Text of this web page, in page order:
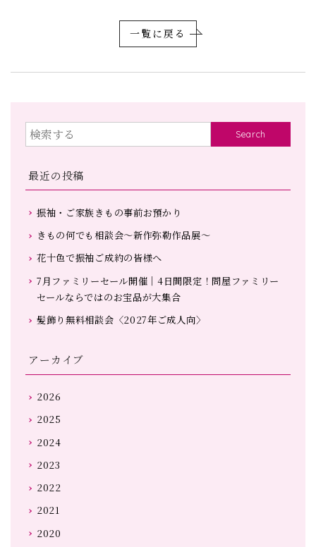
一覧に戻る
Search
最近の投稿
振袖・ご家族きもの事前お預かり
きもの何でも相談会～新作弥勒作品展～
花十色で振袖ご成約の皆様へ
7月ファミリーセール開催｜4日間限定！問屋ファミリー
セールならではのお宝品が大集合
髪飾り無料相談会〈2027年ご成人向〉
アーカイブ
2026
2025
2024
2023
2022
2021
2020